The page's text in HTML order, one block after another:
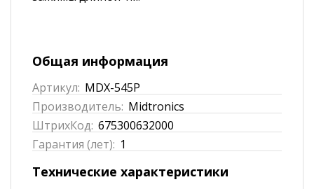
Общая информация
Артикул: MDX-545P
Производитель: Midtronics
ШтрихКод: 675300632000
Гарантия (лет): 1
Технические характеристики